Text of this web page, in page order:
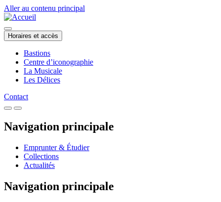
Aller au contenu principal
Horaires et accès
Bastions
Centre d’iconographie
La Musicale
Les Délices
Contact
Navigation principale
Emprunter & Étudier
Collections
Actualités
Navigation principale